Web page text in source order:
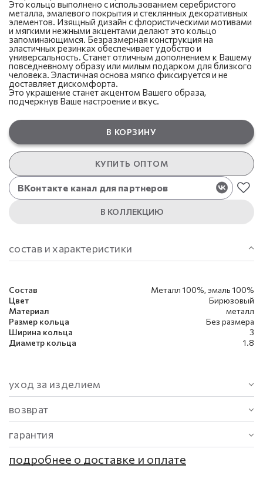
Это кольцо выполнено с использованием серебристого
металла, эмалевого покрытия и стеклянных декоративных
элементов. Изящный дизайн с флористическими мотивами
и мягкими нежными акцентами делают это кольцо
запоминающимся. Безразмерная конструкция на
эластичных резинках обеспечивает удобство и
универсальность. Станет отличным дополнением к Вашему
повседневному образу или милым подарком для близкого
человека. Эластичная основа мягко фиксируется и не
доставляет дискомфорта.
Это украшение станет акцентом Вашего образа,
подчеркнув Ваше настроение и вкус.
В КОРЗИНУ
КУПИТЬ ОПТОМ
ВКонтакте канал для партнеров
В КОЛЛЕКЦИЮ
состав и характеристики
Состав
Металл 100%, эмаль 100%
Цвет
Бирюзовый
Материал
металл
Размер кольца
Без размера
Ширина кольца
3
Диаметр кольца
1.8
уход за изделием
возврат
гарантия
подробнее о доставке и оплате